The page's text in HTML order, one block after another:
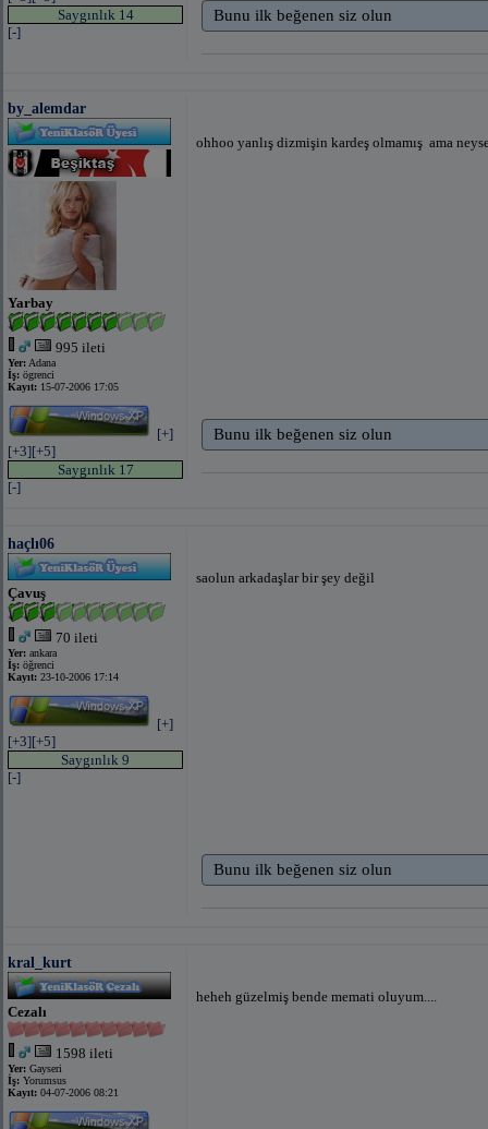
Saygınlık 14
[-]
Bunu ilk beğenen siz olun
by_alemdar
Yarbay
995 ileti
Yer: Adana
İş: ögrenci
Kayıt: 15-07-2006 17:05
[+]
[+3][+5]
Saygınlık 17
[-]
ohhoo yanlış dizmişin kardeş olmamış ama
Bunu ilk beğenen siz olun
haçlı06
Çavuş
70 ileti
Yer: ankara
İş: öğrenci
Kayıt: 23-10-2006 17:14
[+]
[+3][+5]
Saygınlık 9
[-]
saolun arkadaşlar bir şey değil
Bunu ilk beğenen siz olun
kral_kurt
Cezalı
1598 ileti
Yer: Gayseri
İş: Yorumsus
Kayıt: 04-07-2006 08:21
heheh güzelmiş bende memati oluyum....